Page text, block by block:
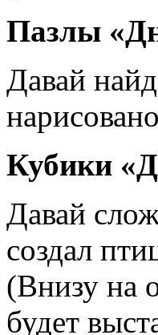
Пазлы
Давай
Кубики
Давай
создал
(Внизу на
будет